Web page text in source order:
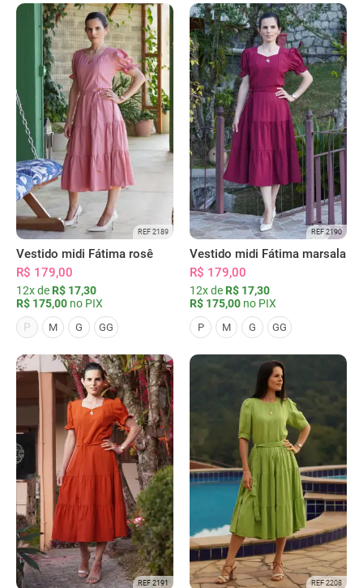
REF 2189
Vestido midi Fátima rosê
R$ 179,00
12x de R$ 17,30
R$ 175,00 no PIX
P
M G GG
REF 2190
Vestido midi Fátima marsala
R$ 179,00
12x de R$ 17,30
R$ 175,00 no PIX
P M G GG
REF 2191 REF 2208